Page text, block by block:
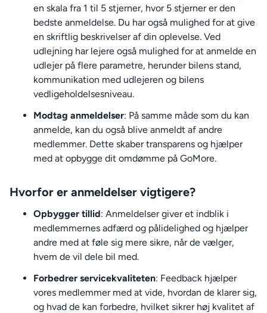
en skala fra 1 til 5 stjerner, hvor 5 stjerner er den
bedste anmeldelse. Du har også mulighed for at give
en skriftlig beskrivelser af din oplevelse. Ved
udlejning har lejere også mulighed for at anmelde en
udlejer på flere parametre, herunder bilens stand,
kommunikation med udlejeren og bilens
vedligeholdelsesniveau.
Modtag anmeldelser: På samme måde som du kan
anmelde, kan du også blive anmeldt af andre
medlemmer. Dette skaber transparens og hjælper
med at opbygge dit omdømme på GoMore.
Hvorfor er anmeldelser vigtigere?
Opbygger tillid: Anmeldelser giver et indblik i
medlemmernes adfærd og pålidelighed og hjælper
andre med at føle sig mere sikre, når de vælger,
hvem de vil dele bil med.
Forbedrer servicekvaliteten: Feedback hjælper
vores medlemmer med at vide, hvordan de klarer sig,
og hvad de kan forbedre, hvilket sikrer høj kvalitet af